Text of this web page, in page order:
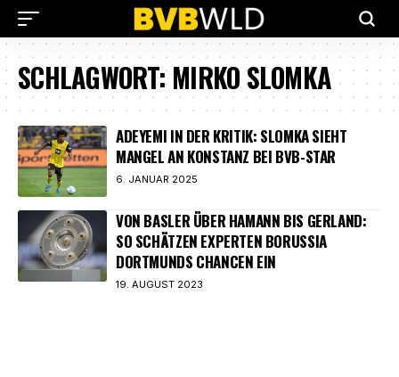
SCHLAGWORT:MIRKO SLOMKA
ADEYEMI IN DER KRITIK: SLOMKA SIEHT
MANGEL AN KONSTANZ BEI BVB-STAR
6. JANUAR 2025
VON BASLER ÜBER HAMANN BIS GERLAND:
SO SCHÄTZEN EXPERTEN BORUSSIA
DORTMUNDS CHANCEN EIN
19. AUGUST 2023